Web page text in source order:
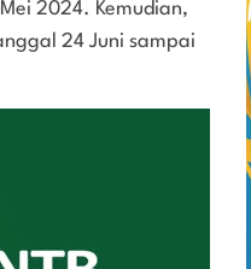
2024. Kemudian,
24 Juni sampai